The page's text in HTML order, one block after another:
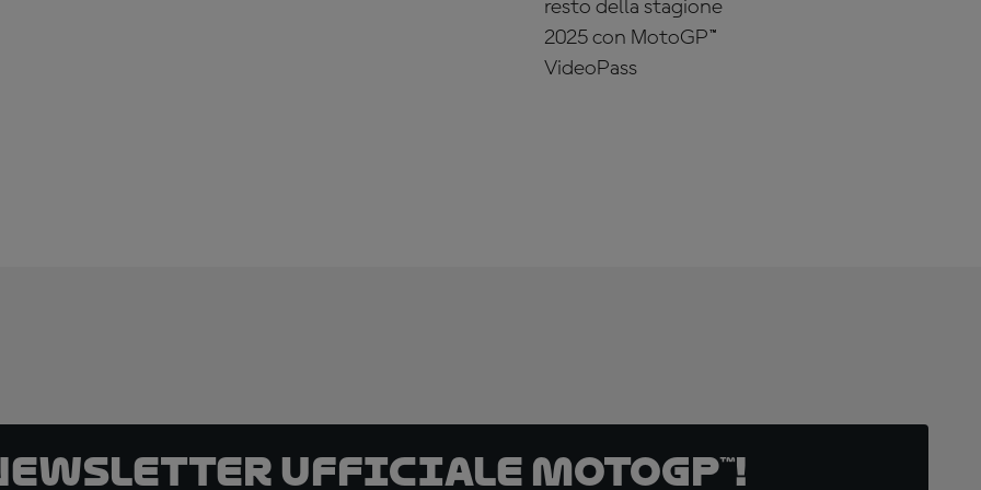
resto della stagione
2025 con MotoGP™
VideoPass
ufficiale MotoGP™!